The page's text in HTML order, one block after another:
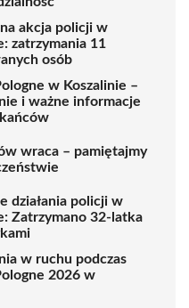
akcja policji w
zatrzymania 11
osób
w Koszalinie –
i ważne informacje
wraca – pamiętajmy
działania policji w
Zatrzymano 32-latka
w ruchu podczas
2026 w